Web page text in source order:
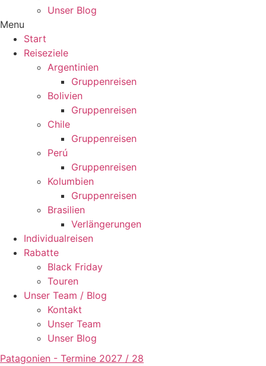
Unser Blog
Menu
Start
Reiseziele
Argentinien
Gruppenreisen
Bolivien
Gruppenreisen
Chile
Gruppenreisen
Perú
Gruppenreisen
Kolumbien
Gruppenreisen
Brasilien
Verlängerungen
Individualreisen
Rabatte
Black Friday
Touren
Unser Team / Blog
Kontakt
Unser Team
Unser Blog
Patagonien - Termine 2027 / 28